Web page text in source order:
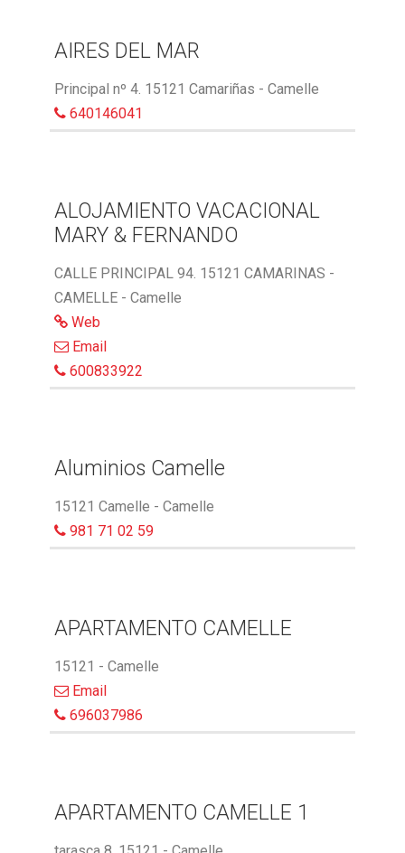
AIRES DEL MAR
Principal nº 4. 15121 Camariñas - Camelle
640146041
ALOJAMIENTO VACACIONAL
MARY & FERNANDO
CALLE PRINCIPAL 94. 15121 CAMARINAS -
CAMELLE - Camelle
Web
Email
600833922
Aluminios Camelle
15121 Camelle - Camelle
981 71 02 59
APARTAMENTO CAMELLE
15121 - Camelle
Email
696037986
APARTAMENTO CAMELLE 1